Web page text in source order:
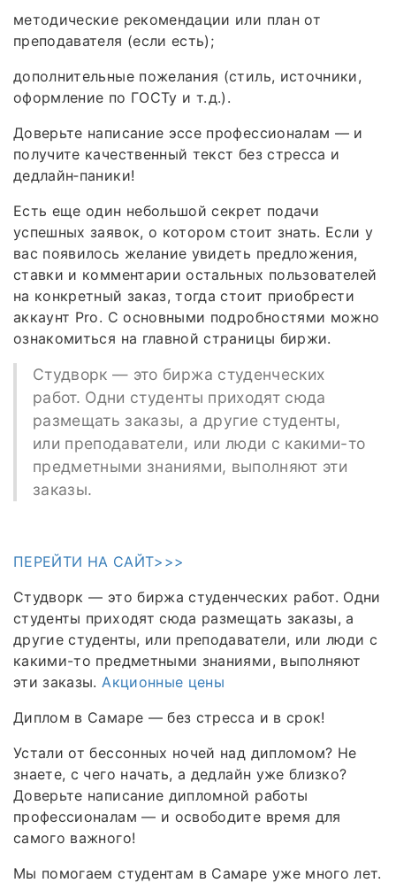
методические рекомендации или план от
преподавателя (если есть);
дополнительные пожелания (стиль, источники,
оформление по ГОСТу и т. д.).
Доверьте написание эссе профессионалам — и
получите качественный текст без стресса и
дедлайн‑паники!
Есть еще один небольшой секрет подачи
успешных заявок, о котором стоит знать. Если у
вас появилось желание увидеть предложения,
ставки и комментарии остальных пользователей
на конкретный заказ, тогда стоит приобрести
аккаунт Pro. С основными подробностями можно
ознакомиться на главной страницы биржи.
Студворк — это биржа студенческих
работ. Одни студенты приходят сюда
размещать заказы, а другие студенты,
или преподаватели, или люди с какими-то
предметными знаниями, выполняют эти
заказы.
ПЕРЕЙТИ НА САЙТ>>>
Студворк — это биржа студенческих работ. Одни
студенты приходят сюда размещать заказы, а
другие студенты, или преподаватели, или люди с
какими-то предметными знаниями, выполняют
эти заказы. Акционные цены
Диплом в Самаре — без стресса и в срок!
Устали от бессонных ночей над дипломом? Не
знаете, с чего начать, а дедлайн уже близко?
Доверьте написание дипломной работы
профессионалам — и освободите время для
самого важного!
Мы помогаем студентам в Самаре уже много лет.